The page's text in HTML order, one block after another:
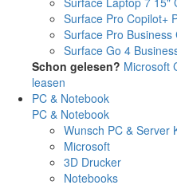
Surface Pro Copilot+
Surface Pro Business
Surface Go 4
Schon gelesen? Microsoft
leasen
PC & Notebook
PC & Notebook
Wunsch PC & Server
Microsoft
3D Drucker
Notebooks